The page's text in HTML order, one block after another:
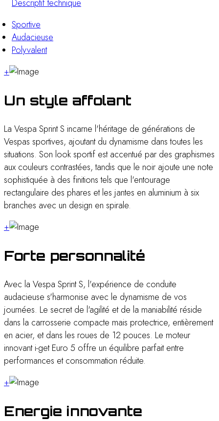
Descriptif technique
Sportive
Audacieuse
Polyvalent
+
Un style affolant
La Vespa Sprint S incarne l'héritage de générations de
Vespas sportives, ajoutant du dynamisme dans toutes les
situations. Son look sportif est accentué par des graphismes
aux couleurs contrastées, tandis que le noir ajoute une note
sophistiquée à des finitions tels que l'entourage
rectangulaire des phares et les jantes en aluminium à six
branches avec un design en spirale.
+
Forte personnalité
Avec la Vespa Sprint S, l'expérience de conduite
audacieuse s'harmonise avec le dynamisme de vos
journées. Le secret de l'agilité et de la maniabilité réside
dans la carrosserie compacte mais protectrice, entièrement
en acier, et dans les roues de 12 pouces. Le moteur
innovant i-get Euro 5 offre un équilibre parfait entre
performances et consommation réduite.
+
Energie innovante